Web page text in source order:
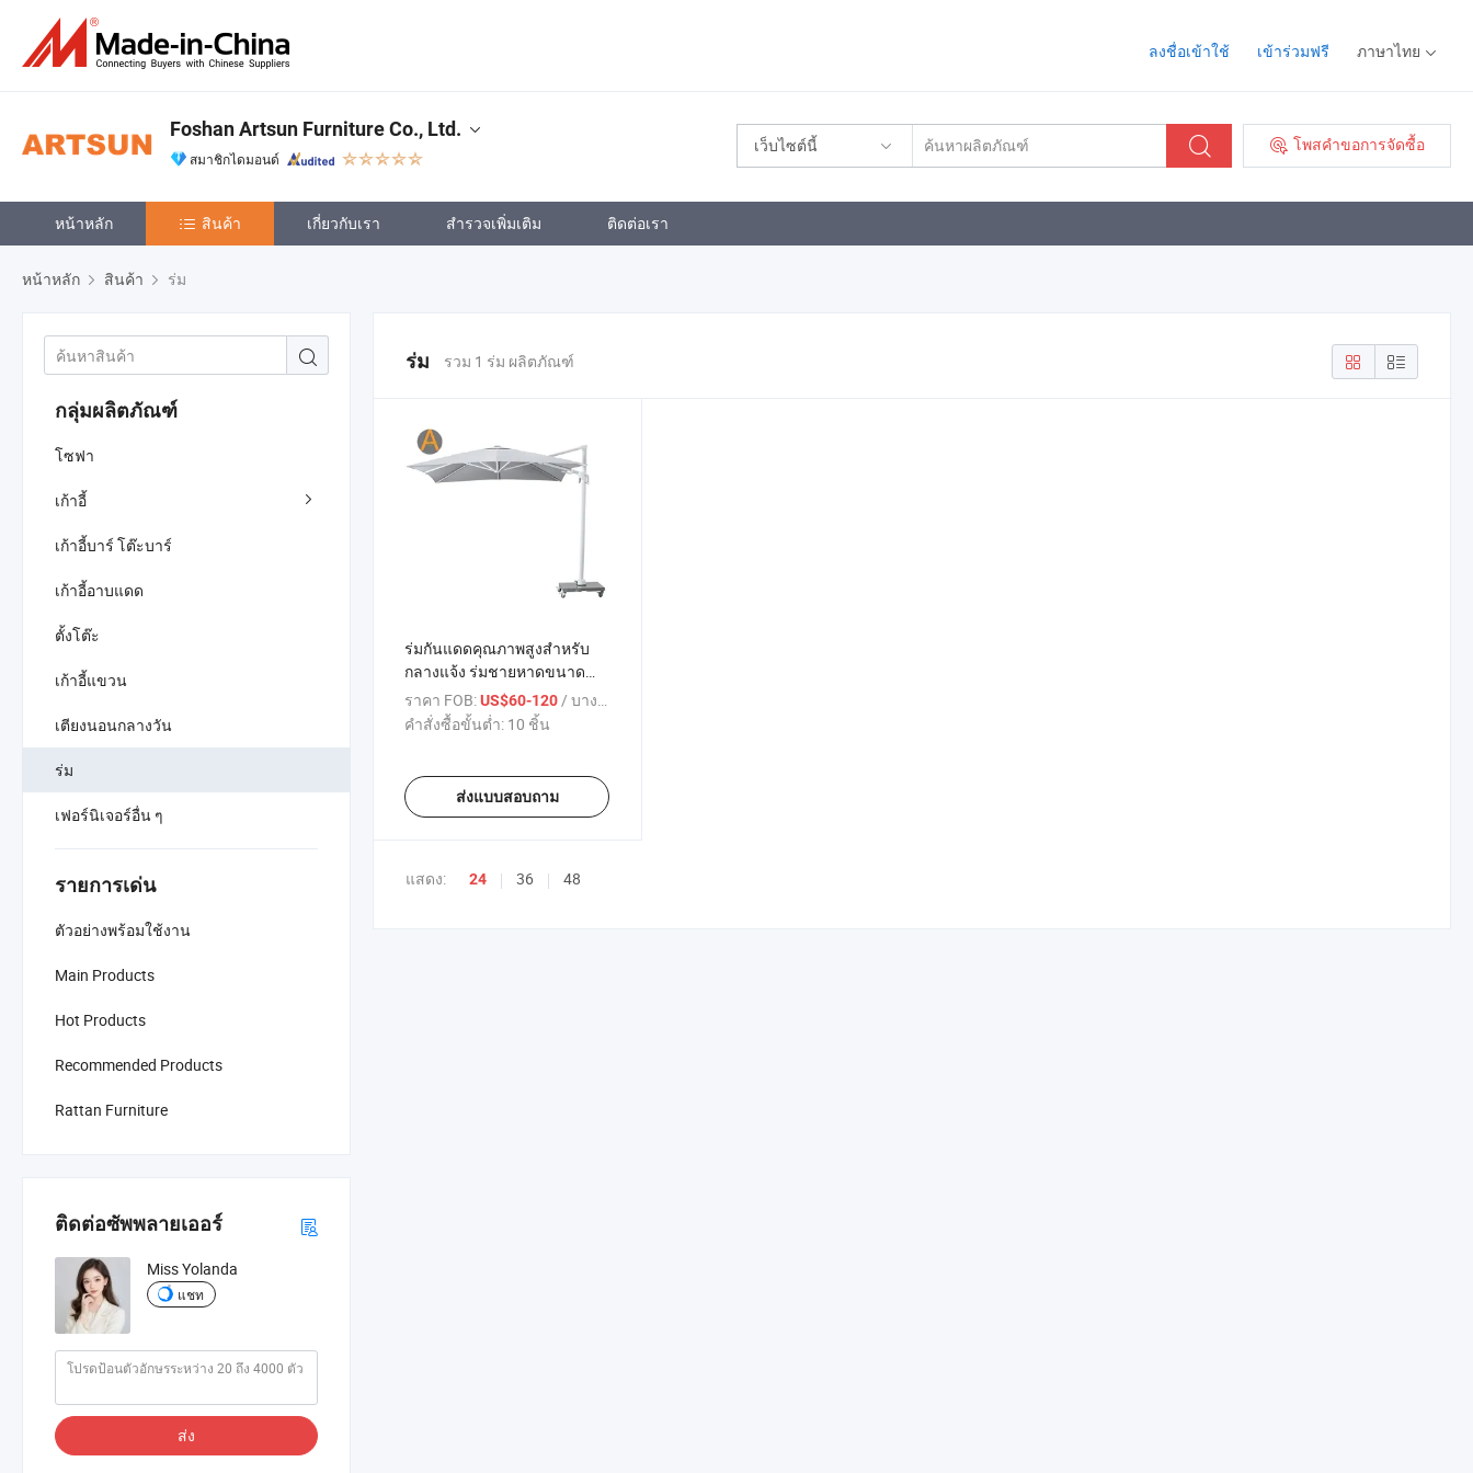
ลงชื่อเข้าใช้ เข้าร่วมฟรี ภาษาไทย
เว็บไซต์นี้ โพสคำขอการจัดซื้อ
Foshan Artsun Furniture Co., Ltd.
สมาชิกไดมอนด์
หน้าหลัก สินค้า เกี่ยวกับเรา สำรวจเพิ่มเติม ติดต่อเรา
หน้าหลัก สินค้า ร่ม
กลุ่มผลิตภัณฑ์
โซฟา
เก้าอี้
เก้าอี้บาร์ โต๊ะบาร์
เก้าอี้อาบแดด
ตั้งโต๊ะ
เก้าอี้แขวน
เตียงนอนกลางวัน
ร่ม
เฟอร์นิเจอร์อื่น ๆ
รายการเด่น
ตัวอย่างพร้อมใช้งาน
Main Products
Hot Products
Recommended Products
Rattan Furniture
ติดต่อซัพพลายเออร์
Miss Yolanda
แชท
ส่ง
ร่ม รวม 1 ร่ม ผลิตภัณฑ์
ร่มกันแดดคุณภาพสูงสำหรับ
กลางแจ้ง ร่มชายหาดขนาด
ใหญ่
ราคา FOB:US$60-120/ บางส่วน
คำสั่งซื้อขั้นต่ำ: 10 ชิ้น
ส่งแบบสอบถาม
แสดง: 24 36 48